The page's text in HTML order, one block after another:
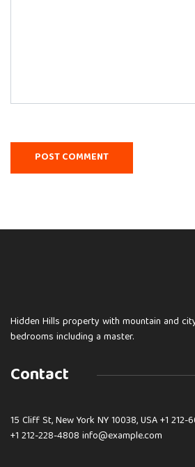
Hidden Hills property with mountain and
bedrooms including a master.
Contact
15 Cliff St, New York NY 10038, USA+1 212-
+1 212-228-4808 info@example.com